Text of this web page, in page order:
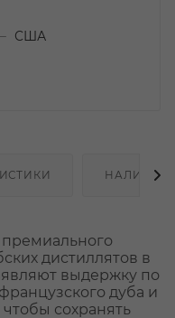
США
НАЛИЧИЕ
дистиллятов в
выдержку по
дуба и
сохранять